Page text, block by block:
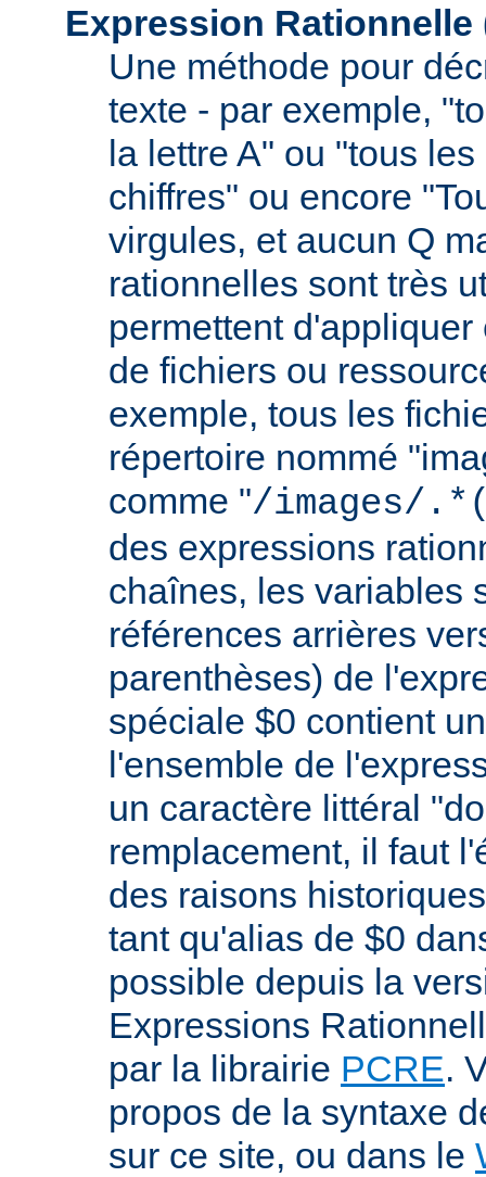
Expression
Une méthode pour
texte - par exemple,
la lettre A" ou "tous
chiffres" ou encore
virgules, et aucun Q
rationnelles sont très
permettent
de fichiers ou
exemple, tous les
répertoire nommé
comme "/images/
des expressions
chaînes, les variables
références arrières
parenthèses) de
spéciale $0 contient
l'ensemble de
un caractère littéral
remplacement, il faut
des raisons
tant qu'alias de $0
possible depuis la
Expressions
par la librairie PCRE.
propos de la syntaxe
sur ce site, ou dans le